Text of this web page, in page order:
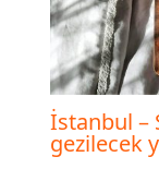
İstanbul –
gezilecek